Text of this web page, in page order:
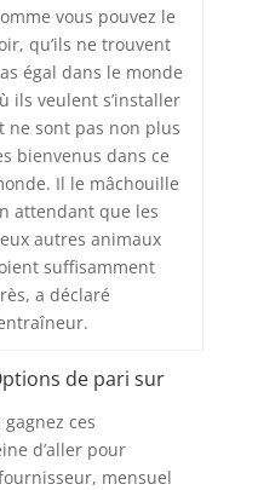
vous pouvez le
qu’ils ne trouvent
égal dans le monde
ils veulent s’installer
ne sont pas non plus
bienvenus dans ce
Il le mâchouille
attendant que les
autres animaux
suffisamment
a déclaré
de pari sur
ces
d’aller pour
mensuel